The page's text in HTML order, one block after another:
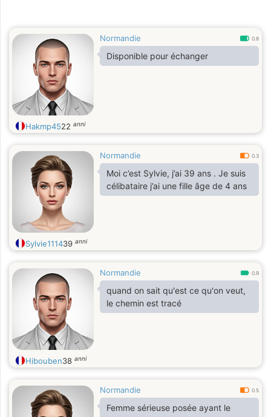
Normandie 0.8
Disponible pour échanger
Hakmp4522 anni
Normandie 0.3
Moi c’est Sylvie, j’ai 39 ans . Je suis
célibataire j’ai une fille âge de 4 ans
Sylvie111439 anni
Normandie 0.9
quand on sait qu'est ce qu'on veut,
le chemin est tracé
Hibouben38 anni
Normandie 0.5
Femme sérieuse posée ayant le